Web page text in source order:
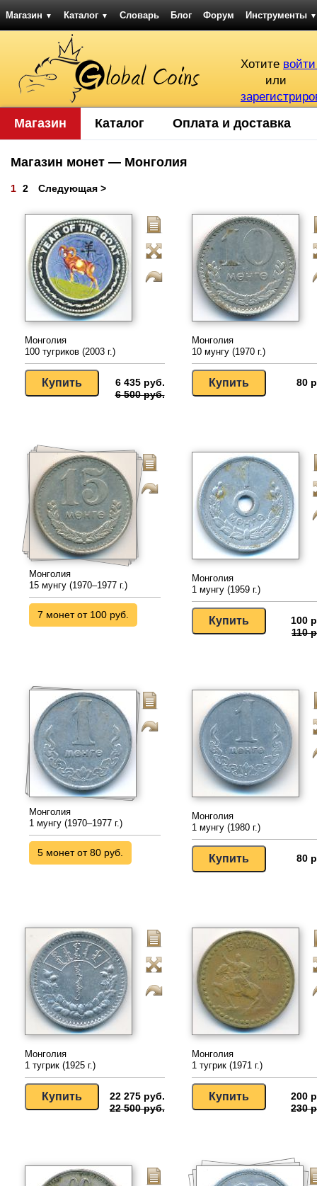
Магазин ▼ Каталог ▼ Словарь Блог Форум Инструменты ▼
Хотите
или
Магазин Каталог Оплата и доставка
Магазин монет — Монголия
1 2 Следующая >
Монголия
100 тугриков (2003 г.)
6 435 руб.
6 500 руб.
Монголия
10 мунгу (1970 г.)
80
Монголия
15 мунгу (1970–1977 г.)
7 монет от 100 руб.
Монголия
1 мунгу (1959 г.)
100
110
Монголия
1 мунгу (1970–1977 г.)
5 монет от 80 руб.
Монголия
1 мунгу (1980 г.)
80
Монголия
1 тугрик (1925 г.)
22 275 руб.
22 500 руб.
Монголия
1 тугрик (1971 г.)
200
230